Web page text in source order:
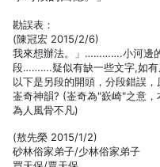
勘誤表：
(陳冠宏 2015/2/6)
我來想辦法。」………….小河邊
段……….疑似有缺一些文字,如
以下是另段的開頭，分段錯誤，
崟奇神韻? (崟奇為"嶔崎"之意，
為人風骨不凡)
(敖先榮 2015/1/2)
砂林俗家弟子/少林俗家弟子